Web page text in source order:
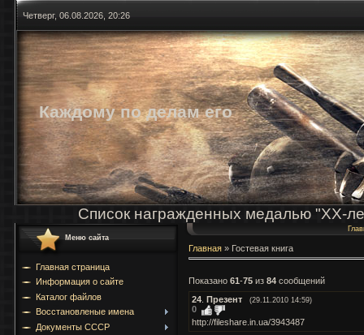
Четверг, 06.08.2026, 20:26
Каждому по делам его
Список награжденных медалью "ХХ-
Меню сайта
Главная страница
Информация о сайте
Каталог файлов
Восстановленые имена
Документы СССР
Главная » Гостевая книга
Показано 61 -75 из 84 сообщений
24
Презент (29.11.2010 14:59)
0
http://fileshare.in.ua/3943487